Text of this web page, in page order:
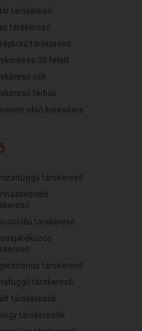
társkereső
társkereső
társkereső
50 felett
nők
férfiak
első keresésre
társkereső
társkereső
társkereső
társkereső
társkeresők
társkeresők